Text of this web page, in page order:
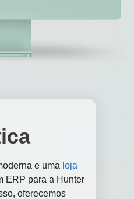
e uma loja
ERP para a Hunter
oferecemos